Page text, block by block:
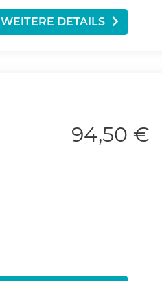
WEITERE DETAILS
94,50 €